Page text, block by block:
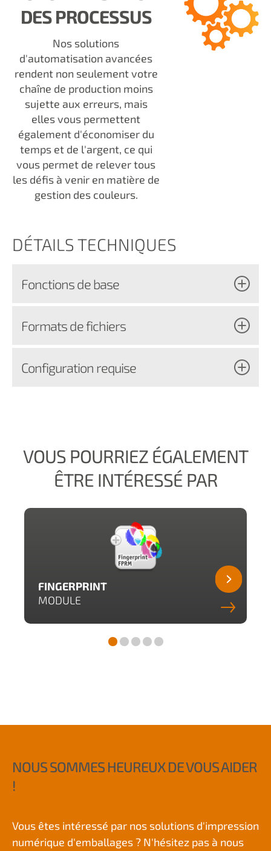
DES PROCESSUS
Nos solutions
d'automatisation avancées
rendent non seulement votre
chaîne de production moins
sujette aux erreurs, mais
elles vous permettent
également d'économiser du
temps et de l'argent, ce qui
vous permet de relever tous
les défis à venir en matière de
gestion des couleurs.
DÉTAILS TECHNIQUES
Fonctions de base
Formats de fichiers
Configuration requise
VOUS POURRIEZ ÉGALEMENT
ÊTRE INTÉRESSÉ PAR
FINGERPRINT
MODULE
NOUS SOMMES HEUREUX DE VOUS AIDER
!
Vous êtes intéressé par nos solutions d'impression
numérique d'emballages ? N'hésitez pas à nous